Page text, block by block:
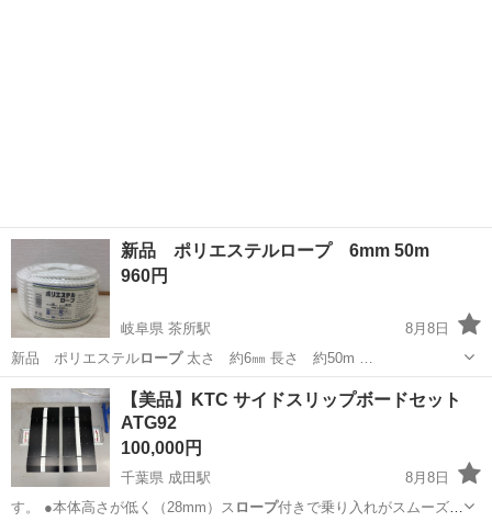
新品 ポリエステルロープ 6mm 50m
960円
岐阜県 茶所駅
8月8日
新品 ポリエステルロープ太さ 約6㎜ 長さ 約50m …
岐阜 岐阜市 茶所駅 その他
【美品】KTC サイドスリップボードセット
ATG92
100,000円
千葉県 成田駅
8月8日
す。 ●本体高さが低く（28mm）ス ロープ付きで乗り入れがスムーズで